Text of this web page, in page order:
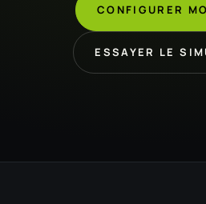
CONFIGURER
ESSAYER LE